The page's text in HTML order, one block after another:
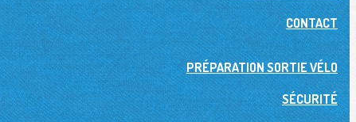
CONTACT
PRÉPARATION SORTIE VÉLO
SÉCURITÉ